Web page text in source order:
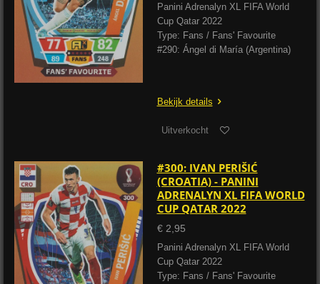
Panini Adrenalyn XL FIFA World
Cup Qatar 2022
Type: Fans / Fans' Favourite
#290: Ángel di María (Argentina)
Bekijk details
Uitverkocht
#300: IVAN PERIŠIĆ
(CROATIA) - PANINI
ADRENALYN XL FIFA WORLD
CUP QATAR 2022
€ 2,95
Panini Adrenalyn XL FIFA World
Cup Qatar 2022
Type: Fans / Fans' Favourite